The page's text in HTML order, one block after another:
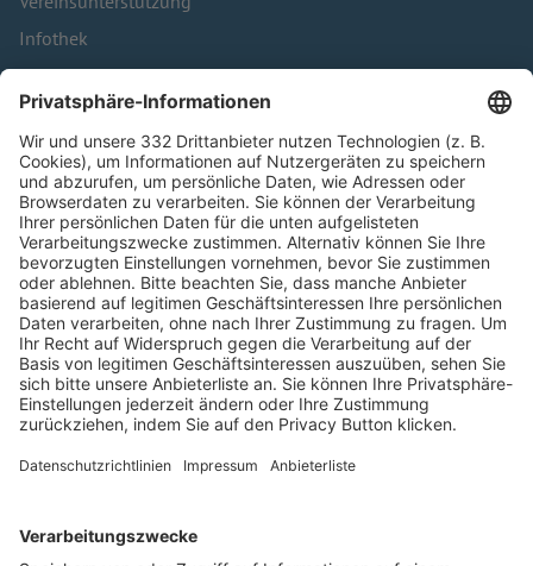
Infothek
Kontakt
HÄUFIG BESUCHTE SEITEN
Pässe und Vereinswechsel
Trainerausbildung
Schulungsangebot Vereinsmitarbeiter
BFV-Geschäftsstellen
Trainerbörse
Login SpielPlus
FOLGE DEM BFV